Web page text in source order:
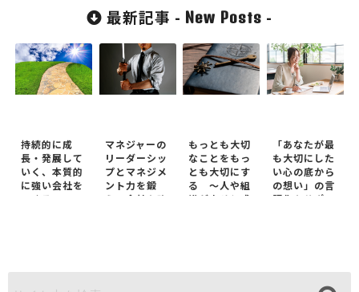
好循環を生み
出す「ホンモ
ノの理念経
営」事例 ～
最新記事 - New Posts -
持続的に成
長・発展して
いく、本質的
に強い会社を
つくる ～
マネジャーの
リーダーシッ
プとマネジメ
ント力を鍛
え、会社を強
もっとも大切
なことをもっ
とも大切にす
る ～人や組
織が幸せと成
「あなたが最
も大切にした
い心の底から
の想い」の言
語化をサポー